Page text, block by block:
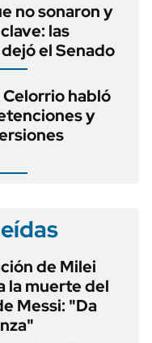
no sonaron y
las
el Senado
habló
y
de Milei
la muerte del
Messi: "Da